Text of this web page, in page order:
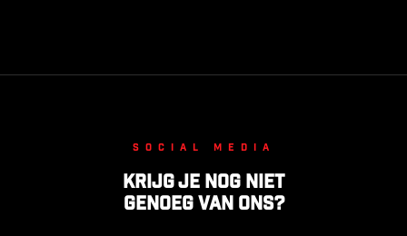
Social media
Krijg je nog niet
genoeg van ons?